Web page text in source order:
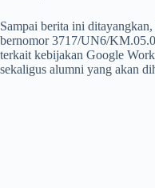
Sampai berita ini
bernomor 3717/UN6/
terkait kebijakan Google
sekaligus alumni yang akan